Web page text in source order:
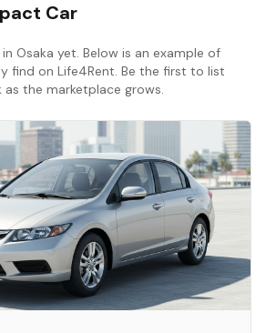
Car
Osaka yet. Below is an example of
find on Life4Rent. Be the first to list
the marketplace grows.